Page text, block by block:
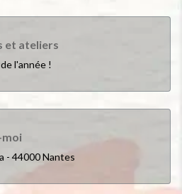
et ateliers
l'année !
moi
- 44000 Nantes